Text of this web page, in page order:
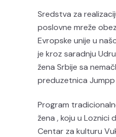
Sredstva za
poslovne mreže
Evropske unije u
je kroz saradnju
žena Srbije sa
preduzetnica Jumpp
Program
žena , koju u
Centar za kulturu